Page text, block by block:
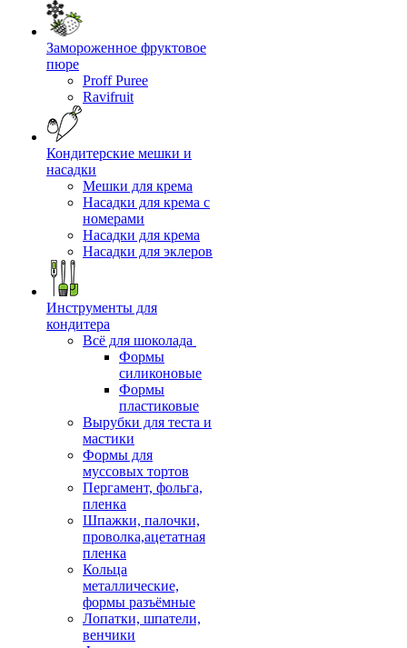
Замороженное фруктовое
пюре
Proff Puree
Ravifruit
Кондитерские мешки и
насадки
Мешки для крема
Насадки для крема с
номерами
Насадки для крема
Насадки для эклеров
Инструменты для
кондитера
Всё для шоколада
Формы
силиконовые
Формы
пластиковые
Вырубки для теста и
мастики
Формы для
муссовых тортов
Пергамент, фольга,
пленка
Шпажки, палочки,
проволка,ацетатная
пленка
Кольца
металлические,
формы разъёмные
Лопатки, шпатели,
венчики